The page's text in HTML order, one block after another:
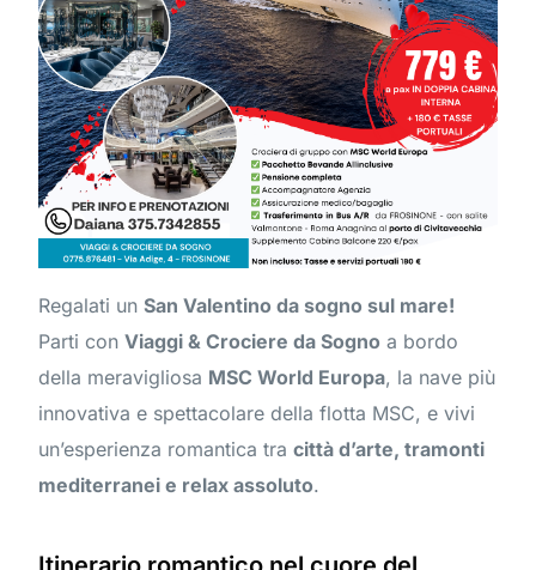
Regalati unSan Valentino da sogno sul mare!
Parti conViaggi & Crociere da Sogno a bordo
della meravigliosa MSC World Europa, la nave più
innovativa e spettacolare della flotta MSC, e vivi
un’esperienza romantica tracittà d’arte, tramonti
mediterranei e relax assoluto.